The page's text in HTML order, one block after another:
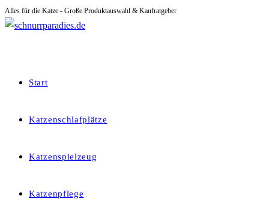
Zum
Inhalt
Alles für die Katze - Große Produktauswahl & Kaufratgeber
Start
Katzenschlafplätze
Katzenspielzeug
Katzenpflege